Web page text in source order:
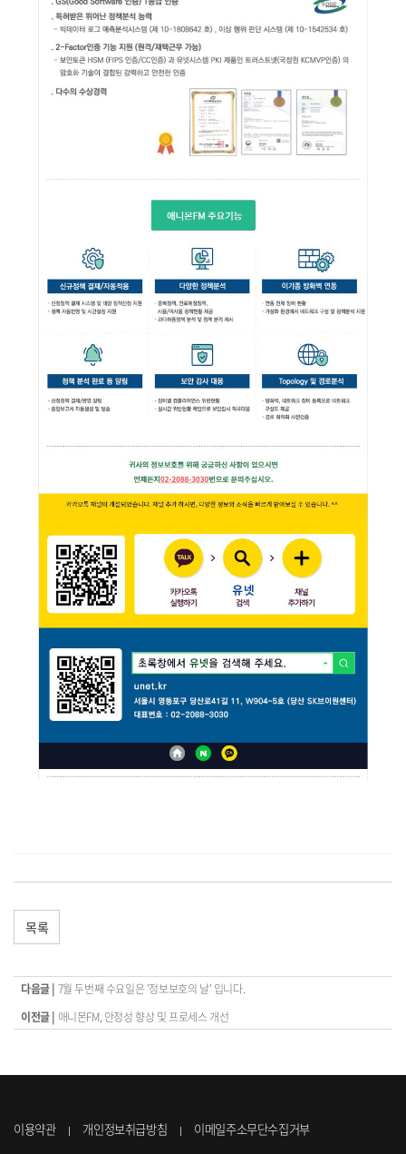
목록
다음글 | 7월 두번째 수요일은 '정보보호의 날' 입니다.
이전글 | 애니몬FM, 안정성 향상 및 프로세스 개선
이용약관 개인정보취급방침 이메일주소무단수집거부